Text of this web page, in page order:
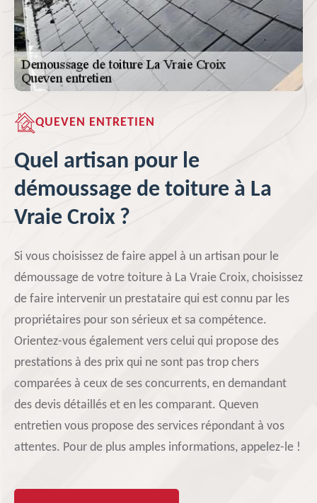
QUEVEN ENTRETIEN
Quel artisan pour le
démoussage de toiture à La
Vraie Croix ?
Si vous choisissez de faire appel à un artisan pour le
démoussage de votre toiture à La Vraie Croix, choisissez
de faire intervenir un prestataire qui est connu par les
propriétaires pour son sérieux et sa compétence.
Orientez-vous également vers celui qui propose des
prestations à des prix qui ne sont pas trop chers
comparées à ceux de ses concurrents, en demandant
des devis détaillés et en les comparant. Queven
entretien vous propose des services répondant à vos
attentes. Pour de plus amples informations, appelez-le !